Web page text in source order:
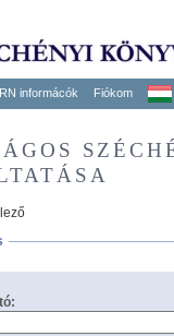
informácók Fiókom